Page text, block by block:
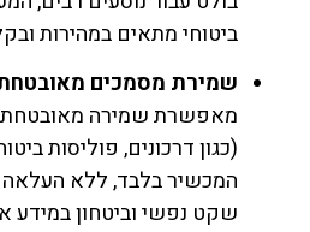
ביטוחי מתאים במהירות
שמירת מסמכים
מאפשרת שמירה
(כגון דרכונים, פוליסות
המכשיר בלבד, ללא העלאה
שקט נפשי וביטחון במידע